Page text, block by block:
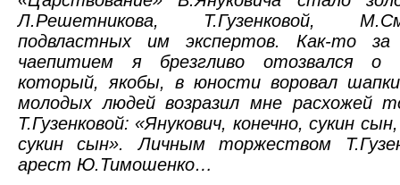
Л.Решетникова, Т.Гузенковой,
подвластных им экспертов. Как-то за
чаепитием я брезгливо отозвался о
который, якобы, в юности воровал
молодых людей возразил мне расхожей
Т.Гузенковой: «Янукович, конечно, сукин
сукин сын». Личным торжеством
арест Ю.Тимошенко…